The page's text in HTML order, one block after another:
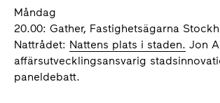
Måndag
20.00: Gather, Fastighetsägarna
Nattrådet: Nattens plats i staden. Jon
affärsutvecklingsansvarig
paneldebatt.